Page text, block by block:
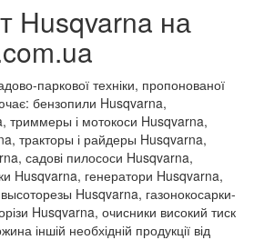
Husqvarna на
паркової техніки, пропонованої
бензопили Husqvarna,
триммеры і мотокоси Husqvarna,
тракторы і райдеры Husqvarna,
садові пилососи Husqvarna,
Husqvarna, генератори Husqvarna,
Husqvarna, газонокосарки-
Husqvarna, очисники високий тиск
іншій необхідній продукції від